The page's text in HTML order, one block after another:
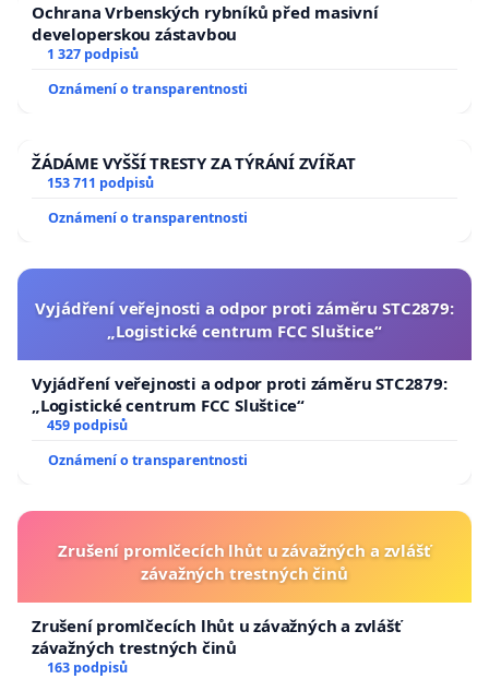
Ochrana Vrbenských rybníků před masivní
developerskou zástavbou
1 327 podpisů
Oznámení o transparentnosti
ŽÁDÁME VYŠŠÍ TRESTY ZA TÝRÁNÍ ZVÍŘAT
153 711 podpisů
Oznámení o transparentnosti
Vyjádření veřejnosti a odpor proti záměru STC2879:
„Logistické centrum FCC Sluštice“
Vyjádření veřejnosti a odpor proti záměru STC2879:
„Logistické centrum FCC Sluštice“
459 podpisů
Oznámení o transparentnosti
Zrušení promlčecích lhůt u závažných a zvlášť
závažných trestných činů
Zrušení promlčecích lhůt u závažných a zvlášť
závažných trestných činů
163 podpisů